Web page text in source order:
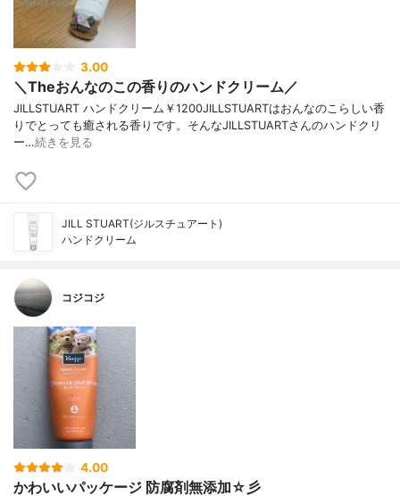
3.00
＼Theおんなのこの香りのハンドクリーム／
JILLSTUART ハンドクリーム￥1200JILLSTUARTはおんなのこらしい香
りでとっても癒される香りです。そんなJILLSTUARTさんのハンドクリ
ー…続きを見る
JILL STUART(ジルスチュアート)
ハンドクリーム
コジコジ
4.00
かわいいパッケージ 防腐剤無添加☆彡